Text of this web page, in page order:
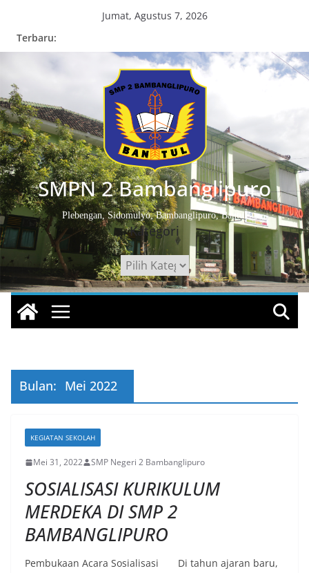
Jumat, Agustus 7, 2026
Terbaru:
SMPN 2 Bambanglipuro
Plebengan, Sidomulyo, Bambanglipuro, Bantul
Kategori
Kategori
Bulan: Mei 2022
KEGIATAN SEKOLAH
Mei 31, 2022 SMP Negeri 2 Bambanglipuro
SOSIALISASI KURIKULUM
MERDEKA DI SMP 2
BAMBANGLIPURO
Pembukaan Acara Sosialisasi Di tahun ajaran baru,